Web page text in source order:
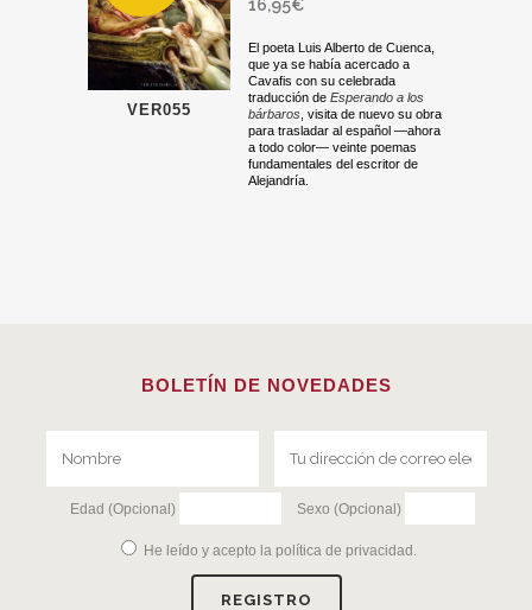
VER055
16,95€
El poeta Luis Alberto de Cuenca,
que ya se había acercado a
Cavafis con su celebrada
traducción de Esperando a los
bárbaros, visita de nuevo su obra
para trasladar al español —ahora
a todo color— veinte poemas
fundamentales del escritor de
Alejandría.
BOLETÍN DE NOVEDADES
Edad (Opcional) Sexo (Opcional)
He leído y acepto la política de privacidad .